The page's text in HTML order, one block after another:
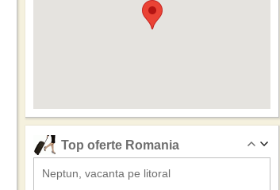
Top oferte Romania
Neptun, vacanta pe litoral